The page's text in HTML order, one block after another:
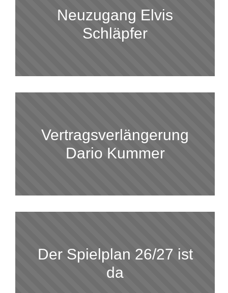
Neuzugang Elvis
Schläpfer
Vertragsverlängerung
Dario Kummer
Der Spielplan 26/27 ist
da